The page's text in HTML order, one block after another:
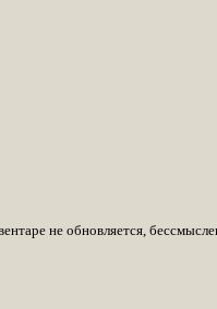
не обновляется,